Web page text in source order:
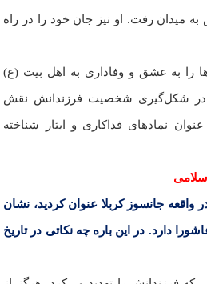
میدان رفت. او نیز جان خود را در راه
را به عشق و وفاداری به اهل بیت (ع)
در شکل‌گیری شخصیت فرزندانش نقش
نمادهای فداکاری و ایثار شناخته
جانسوز کربلا عنوان کردید، نشان
دارد. در این باره چه نکاتی در تاریخ